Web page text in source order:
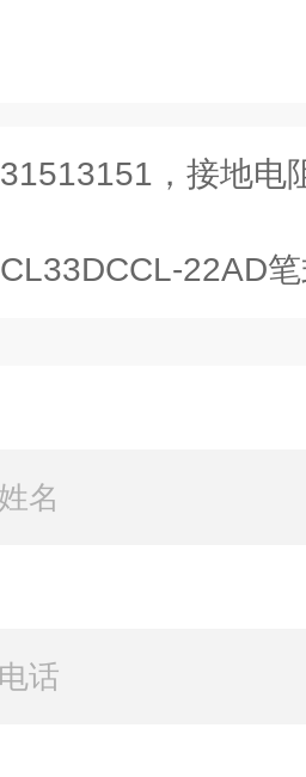
31513151，接地电
CL33DCCL-22AD